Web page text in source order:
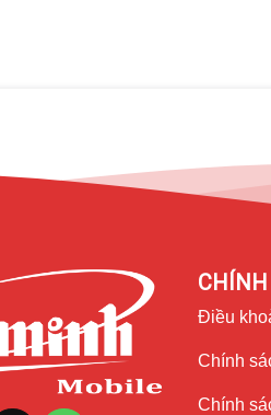
tượng và sắc nét khi đây là màn
tấn mãn nhãn và những trận
hình siêu mỏng và gọn gàng.
CHÍNH
Điều
Chính
Chính